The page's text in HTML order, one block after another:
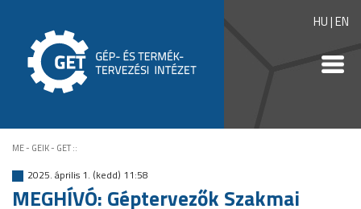
HU|EN
ME - GEIK - GET::
2025. április 1. (kedd) 11:58
MEGHÍVÓ: Géptervezők Szakmai